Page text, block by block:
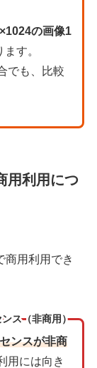
の画像1
す。
でも、比較
用利用につ
商用利用でき
ス（非商用）
ンスが非商
用には向き